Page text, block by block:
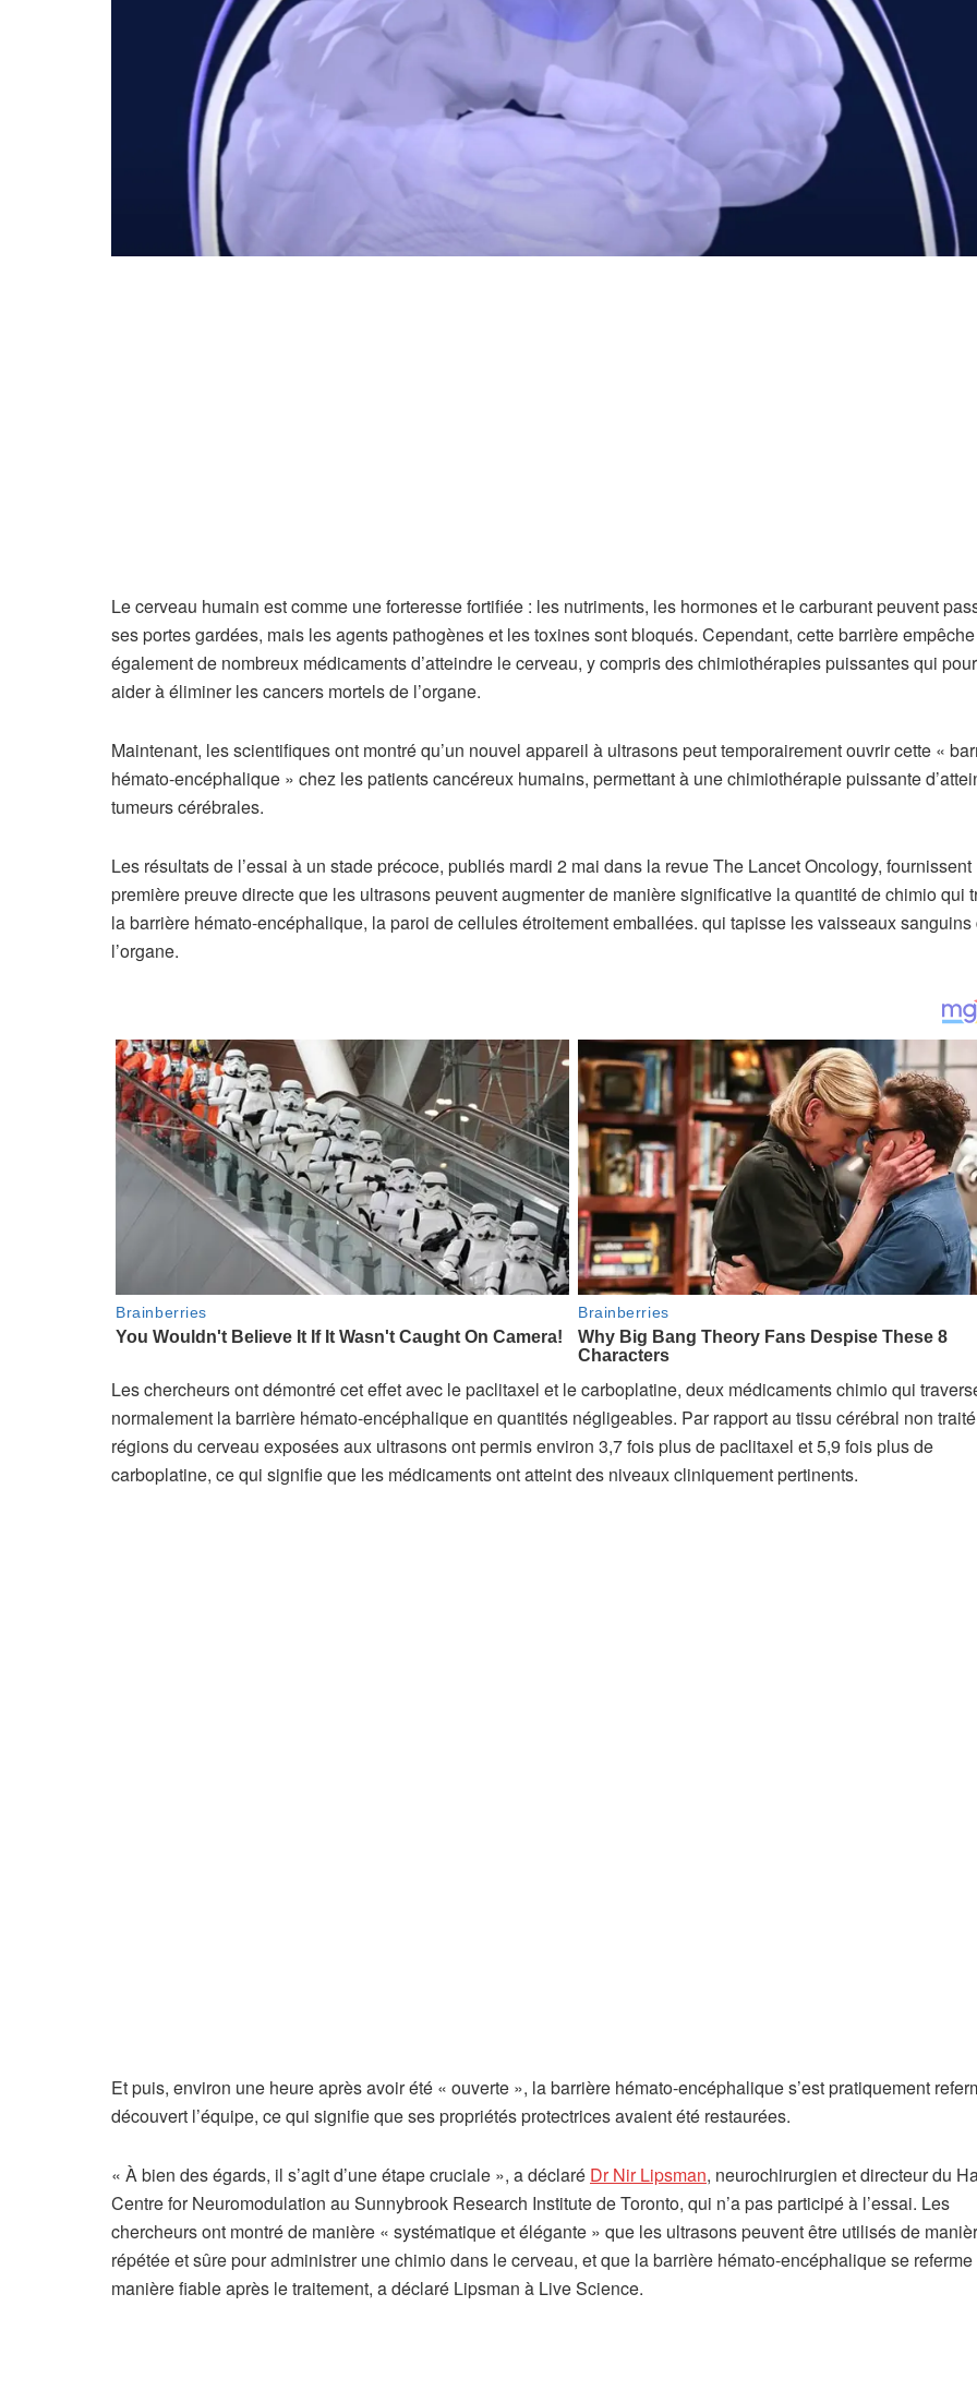
Le cerveau humain est comme une forteresse fortifiée : les nutriments, les hormones et le carburant peuvent
ses portes gardées, mais les agents pathogènes et les toxines sont bloqués. Cependant, cette barrière empêche
également de nombreux médicaments d’atteindre le cerveau, y compris des chimiothérapies puissantes qui
aider à éliminer les cancers mortels de l’organe.
Maintenant, les scientifiques ont montré qu’un nouvel appareil à ultrasons peut temporairement ouvrir cette «
hémato-encéphalique » chez les patients cancéreux humains, permettant à une chimiothérapie puissante
tumeurs cérébrales.
Les résultats de l’essai à un stade précoce, publiés mardi 2 mai dans la revue The Lancet Oncology, fournissent
première preuve directe que les ultrasons peuvent augmenter de manière significative la quantité de chimio qui
la barrière hémato-encéphalique, la paroi de cellules étroitement emballées. qui tapisse les vaisseaux sanguins
l’organe.
Les chercheurs ont démontré cet effet avec le paclitaxel et le carboplatine, deux médicaments chimio qui
normalement la barrière hémato-encéphalique en quantités négligeables. Par rapport au tissu cérébral non
régions du cerveau exposées aux ultrasons ont permis environ 3,7 fois plus de paclitaxel et 5,9 fois plus de
carboplatine, ce qui signifie que les médicaments ont atteint des niveaux cliniquement pertinents.
Et puis, environ une heure après avoir été « ouverte », la barrière hémato-encéphalique s’est pratiquement
découvert l’équipe, ce qui signifie que ses propriétés protectrices avaient été restaurées.
« À bien des égards, il s’agit d’une étape cruciale », a déclaré Dr Nir Lipsman(
s
’
o
, neurochirurgien et directeur du
Centre for Neuromodulation au Sunnybrook Research Institute de Toronto, qui n’a pas participé à l’essai. Les
chercheurs ont montré de manière « systématique et élégante » que les ultrasons peuvent être utilisés de
répétée et sûre pour administrer une chimio dans le cerveau, et que la barrière hémato-encéphalique se
manière fiable après le traitement, a déclaré Lipsman à Live Science.